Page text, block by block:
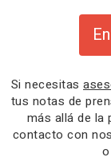
Si necesitas
tus notas de
más allá de la
contacto con